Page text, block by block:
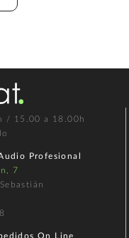
/ 15.00 a 18.00h
Profesional
7
On Line